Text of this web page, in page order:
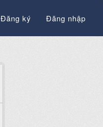
Đăng ký Đăng nhập